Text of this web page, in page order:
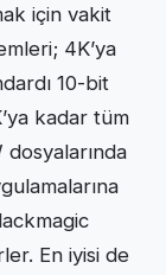
için vakit
4K’ya
10-bit
kadar tüm
En iyisi de